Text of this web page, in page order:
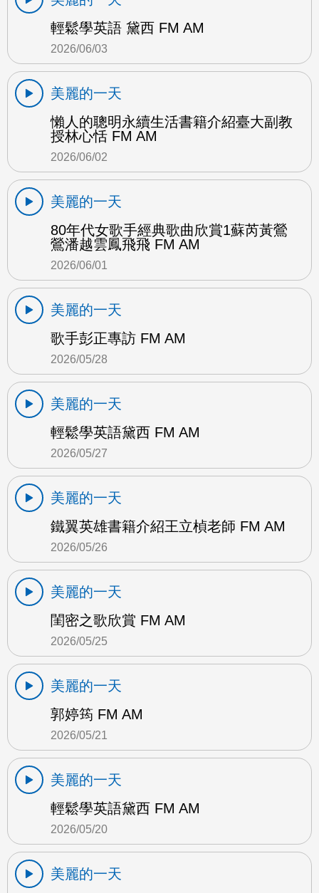
輕鬆學英語 黛西 FM AM
2026/06/03
美麗的一天
懶人的聰明永續生活書籍介紹臺大副教
授林心恬 FM AM
2026/06/02
美麗的一天
80年代女歌手經典歌曲欣賞1蘇芮黃鶯
鶯潘越雲鳳飛飛 FM AM
2026/06/01
美麗的一天
歌手彭正專訪 FM AM
2026/05/28
美麗的一天
輕鬆學英語黛西 FM AM
2026/05/27
美麗的一天
鐵翼英雄書籍介紹王立楨老師 FM AM
2026/05/26
美麗的一天
閨密之歌欣賞 FM AM
2026/05/25
美麗的一天
郭婷筠 FM AM
2026/05/21
美麗的一天
輕鬆學英語黛西 FM AM
2026/05/20
美麗的一天